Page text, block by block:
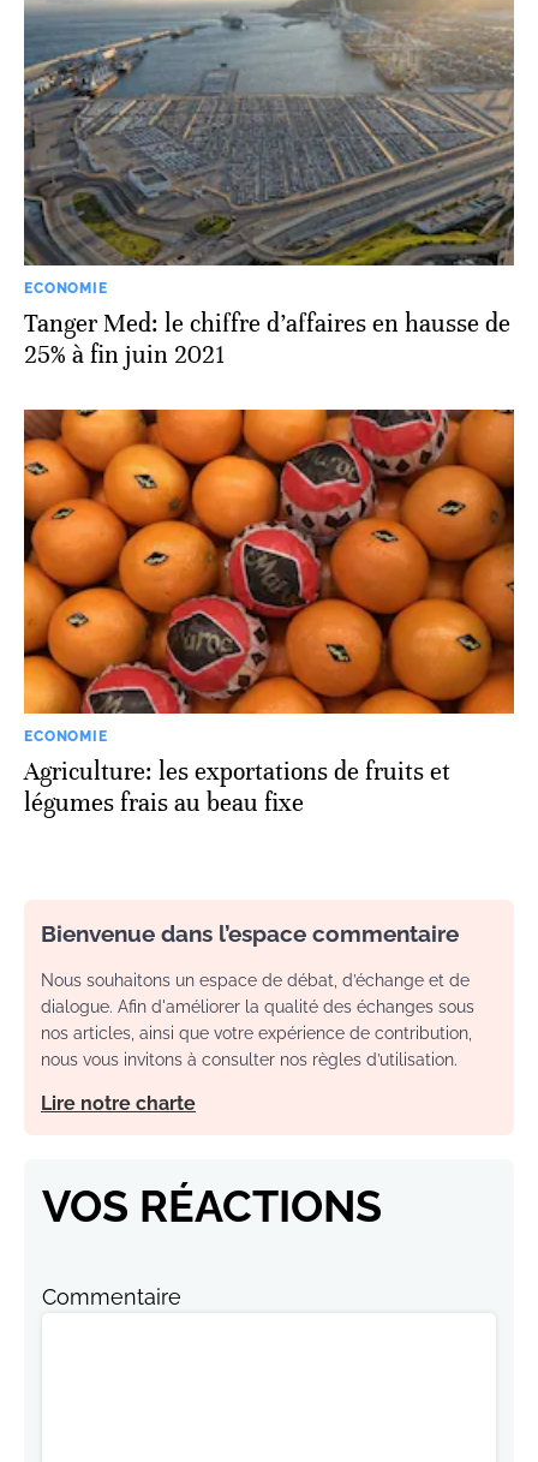
ECONOMIE
Tanger Med: le chiffre d’affaires en hausse de
25% à fin juin 2021
ECONOMIE
Agriculture: les exportations de fruits et
légumes frais au beau fixe
Bienvenue dans l’espace commentaire
Nous souhaitons un espace de débat, d’échange et de
dialogue. Afin d'améliorer la qualité des échanges sous
nos articles, ainsi que votre expérience de contribution,
nous vous invitons à consulter nos règles d’utilisation.
Lire notre charte
VOS RÉACTIONS
Commentaire